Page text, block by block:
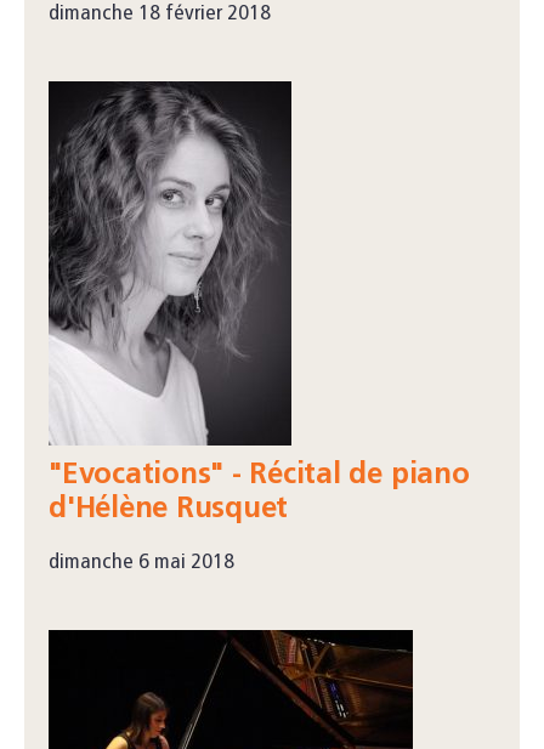
dimanche 18 février 2018
"Evocations" - Récital de piano
d'Hélène Rusquet
dimanche 6 mai 2018